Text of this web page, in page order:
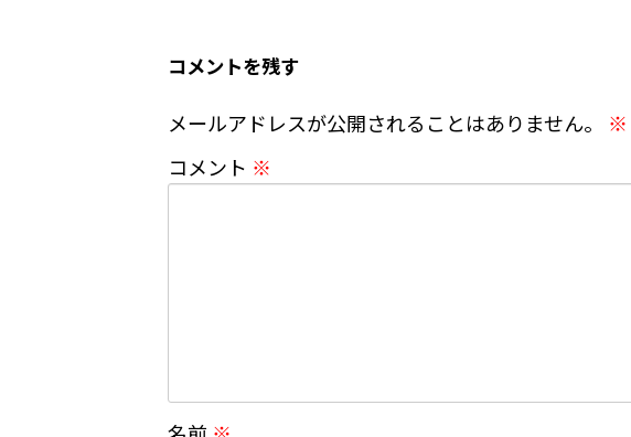
コメントを残す
メールアドレスが公開されることはありません。 ※
コメント ※